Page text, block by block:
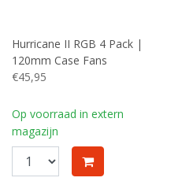
Hurricane II RGB 4 Pack |
120mm Case Fans
€45,95
Op voorraad in extern
magazijn